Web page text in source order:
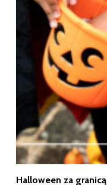
Halloween za